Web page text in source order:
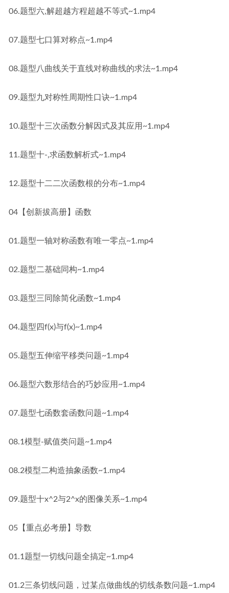
06.题型六,解超越方程超越不等式~1.mp4
07.题型七口算对称点~1.mp4
08.题型八曲线关于直线对称曲线的求法~1.mp4
09.题型九对称性周期性口诀~1.mp4
10.题型十三次函数分解因式及其应用~1.mp4
11.题型十-,求函数解析式~1.mp4
12.题型十二二次函数根的分布~1.mp4
04【创新拔高册】函数
01.题型一轴对称函数有唯一零点~1.mp4
02.题型二基础同构~1.mp4
03.题型三同除简化函数~1.mp4
04.题型四f(x)与f(x)~1.mp4
05.题型五伸缩平移类问题~1.mp4
06.题型六数形结合的巧妙应用~1.mp4
07.题型七函数套函数问题~1.mp4
08.1模型-赋值类问题~1.mp4
08.2模型二构造抽象函数~1.mp4
09.题型十x^2与2^x的图像关系~1.mp4
05【重点必考册】导数
01.1题型一切线问题全搞定~1.mp4
01.2三条切线问题，过某点做曲线的切线条数问题~1.mp4